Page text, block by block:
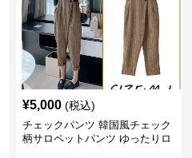
¥5,000 (税込)
チェックパンツ 韓国風チェック
柄サロペットパンツ ゆったりロ